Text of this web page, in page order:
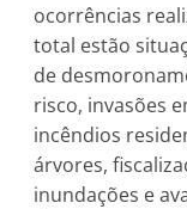
ocorrências
total estão
de
risco, invasões
incêndios
árvores,
inundações e